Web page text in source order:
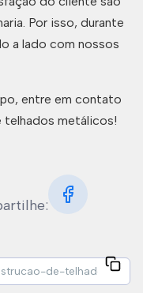
Por isso, durante
a lado com nossos
entre em contato
telhados metálicos!